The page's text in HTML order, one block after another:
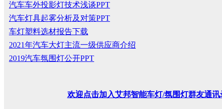
汽车车外投影灯技术浅谈PPT
汽车灯具起雾分析及对策PPT
车灯塑料选材报告下载
2021年汽车大灯主流一级供应商介绍
2019汽车氛围灯公开PPT
欢迎点击加入艾邦智能车灯/氛围灯群友通讯